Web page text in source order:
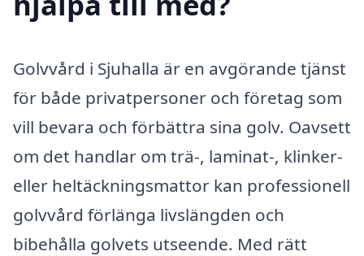
Golvvård i Sjuhalla är en avgörande tjänst
för både privatpersoner och företag som
vill bevara och förbättra sina golv. Oavsett
om det handlar om trä-, laminat-, klinker-
eller heltäckningsmattor kan professionell
golvvård förlänga livslängden och
bibehålla golvets utseende. Med rätt